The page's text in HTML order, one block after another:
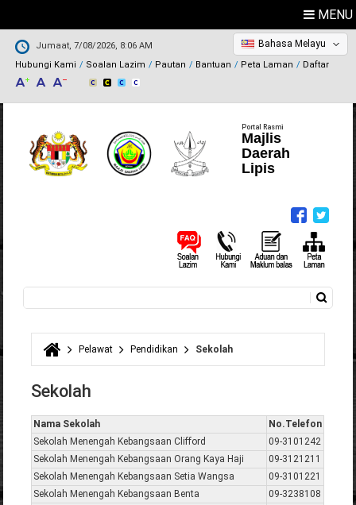
MENU
Jumaat, 7/08/2026, 8:06 AM
Hubungi Kami
Soalan Lazim Pautan Bantuan Peta Laman Daftar
Bahasa Melayu
Portal Rasmi
Majlis
Daerah
Lipis
Borang carian
Anda di sini
Pelawat Pendidikan Sekolah
Sekolah
Nama Sekolah
No.Telefon
Sekolah Menengah Kebangsaan Clifford
09-3101242
Sekolah Menengah Kebangsaan Orang Kaya Haji
09-3121211
Sekolah Menengah Kebangsaan Setia Wangsa
09-3101221
Sekolah Menengah Kebangsaan Benta
09-3238108